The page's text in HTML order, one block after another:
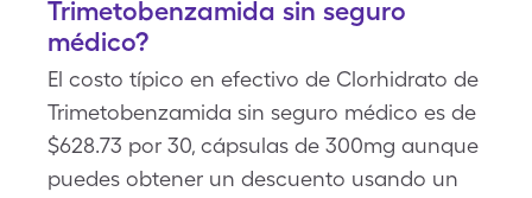
Trimetobenzamida sin seguro
médico?
El costo típico en efectivo de Clorhidrato de
Trimetobenzamida sin seguro médico es de
$628.73 por 30, cápsulas de 300mg aunque
puedes obtener un descuento usando un